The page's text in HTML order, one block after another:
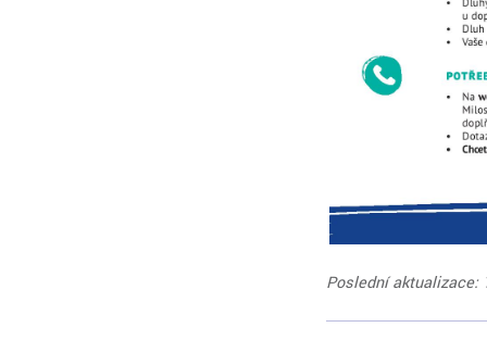
Poslední aktualizace: